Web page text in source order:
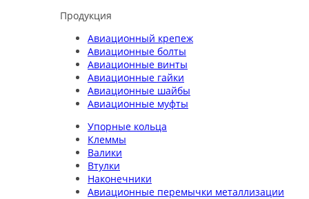
Продукция
Авиационный крепеж
Авиационные болты
Авиационные винты
Авиационные гайки
Авиационные шайбы
Авиационные муфты
Упорные кольца
Клеммы
Валики
Втулки
Наконечники
Авиационные перемычки металлизации